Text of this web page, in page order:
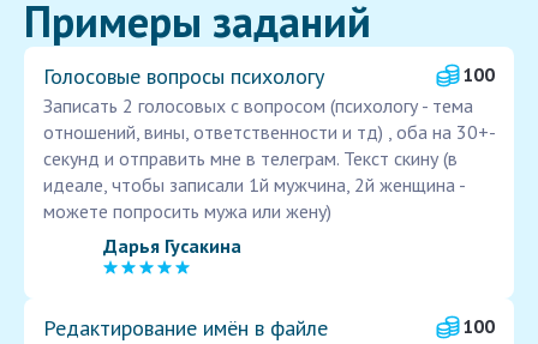
Примеры заданий
Голосовые вопросы психологу
100
Записать 2 голосовых с вопросом (психологу - тема
отношений, вины, ответственности и тд) , оба на 30+-
секунд и отправить мне в телеграм. Текст скину (в
идеале, чтобы записали 1й мужчина, 2й женщина -
можете попросить мужа или жену)
Дарья Гусакина
Редактирование имён в файле
100